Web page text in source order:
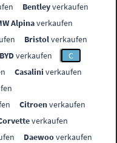
Bentleyverkaufen
Alpinaverkaufen
Bristolverkaufen
BYDverkaufen
C
Casalini verkaufen
Citroenverkaufen
verkaufen
Daewooverkaufen